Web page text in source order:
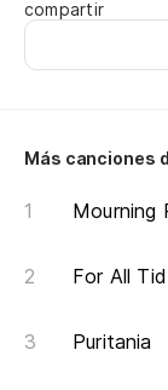
compartir
Más canciones
Mourning
For All Tid
Puritania